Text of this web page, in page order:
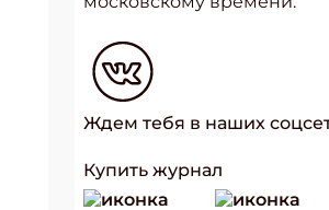
Ждем тебя в наших
Купить журнал